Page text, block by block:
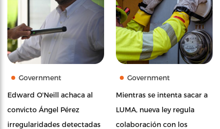
Government
Edward O'Neill achaca al
convicto Ángel Pérez
irregularidades detectadas
Government
Mientras se intenta sacar a
LUMA, nueva ley regula
colaboración con los